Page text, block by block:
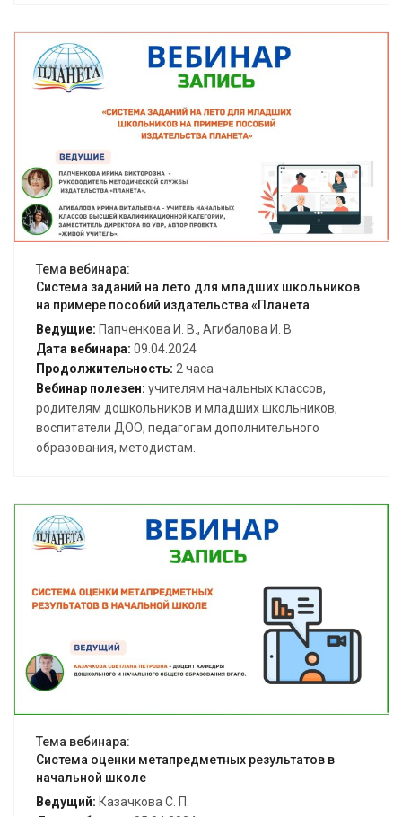
Тема вебинара:
Система заданий на лето для младших школьников
на примере пособий издательства «Планета
Ведущие: Папченкова И. В., Агибалова И. В.
Дата вебинара: 09.04.2024
Продолжительность: 2 часа
Вебинар полезен: учителям начальных классов,
родителям дошкольников и младших школьников,
воспитатели ДОО, педагогам дополнительного
образования, методистам.
Тема вебинара:
Система оценки метапредметных результатов в
начальной школе
Ведущий: Казачкова С. П.